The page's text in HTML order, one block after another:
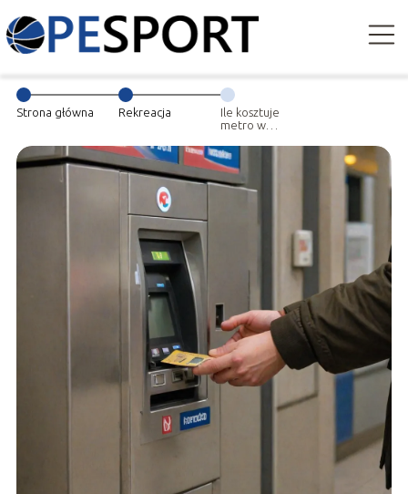
Strona główna Rekreacja
Ile kosztuje
metro w
kupić bilet?
Praktyczny
przewodnik